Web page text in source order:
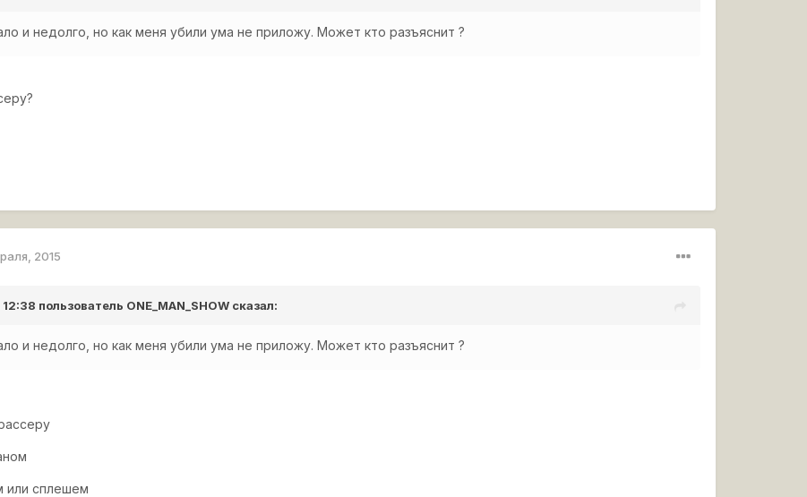
и недолго, но как меня убили ума не приложу. Может кто разъяснит ?
2015
пользователь ONE_MAN_SHOW сказал:
и недолго, но как меня убили ума не приложу. Может кто разъяснит ?
или сплешем